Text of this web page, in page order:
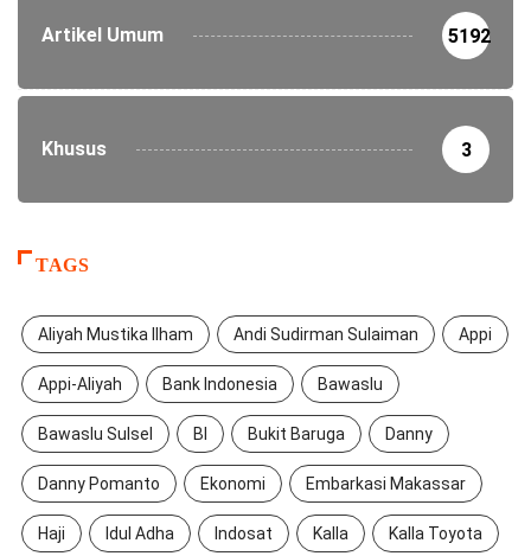
Artikel Umum 5192
Khusus 3
TAGS
Aliyah Mustika Ilham Andi Sudirman Sulaiman Appi
Appi-Aliyah Bank Indonesia Bawaslu
Bawaslu Sulsel BI Bukit Baruga Danny
Danny Pomanto Ekonomi Embarkasi Makassar
Haji Idul Adha Indosat Kalla Kalla Toyota